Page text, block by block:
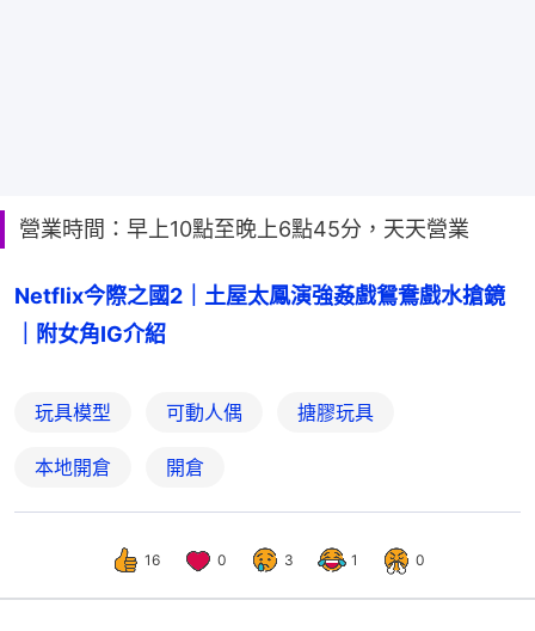
營業時間：早上10點至晚上6點45分，天天營業
Netflix今際之國2｜土屋太鳳演強姦戲鴛鴦戲水搶鏡
｜附女角IG介紹
玩具模型 可動人偶 搪膠玩具
本地開倉 開倉
16 0 3 1 0